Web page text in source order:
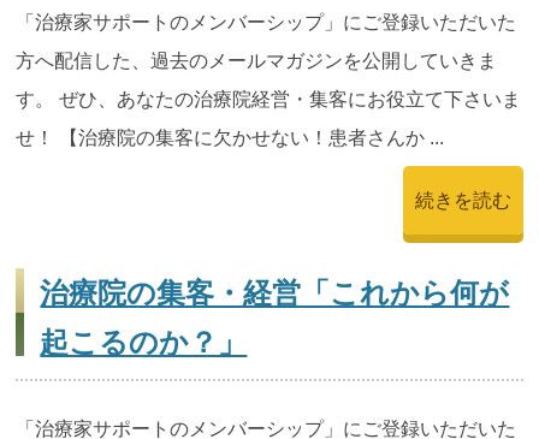
「治療家サポートのメンバーシップ」にご登録いただいた
方へ配信した、過去のメールマガジンを公開していきま
す。 ぜひ、あなたの治療院経営・集客にお役立て下さいま
せ！ 【治療院の集客に欠かせない！患者さんか ...
続きを読む
治療院の集客・経営「これから何が
起こるのか？」
「治療家サポートのメンバーシップ」にご登録いただいた